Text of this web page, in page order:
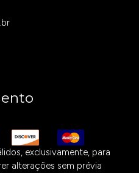
exclusivamente, para
alterações sem prévia